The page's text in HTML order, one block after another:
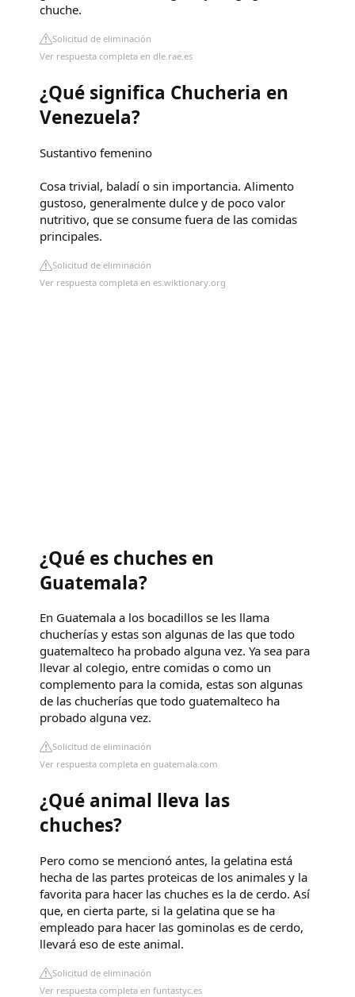
chuche.
Solicitud de eliminación
Ver respuesta completa en dle.rae.es
¿Qué significa Chucheria en
Venezuela?
Sustantivo femenino
Cosa trivial, baladí o sin importancia. Alimento
gustoso, generalmente dulce y de poco valor
nutritivo, que se consume fuera de las comidas
principales.
Solicitud de eliminación
Ver respuesta completa en es.wiktionary.org
¿Qué es chuches en
Guatemala?
En Guatemala a los bocadillos se les llama
chucherías y estas son algunas de las que todo
guatemalteco ha probado alguna vez. Ya sea para
llevar al colegio, entre comidas o como un
complemento para la comida, estas son algunas
de las chucherías que todo guatemalteco ha
probado alguna vez.
Solicitud de eliminación
Ver respuesta completa en guatemala.com
¿Qué animal lleva las
chuches?
Pero como se mencionó antes, la gelatina está
hecha de las partes proteicas de los animales y la
favorita para hacer las chuches es la de cerdo. Así
que, en cierta parte, si la gelatina que se ha
empleado para hacer las gominolas es de cerdo,
llevará eso de este animal.
Solicitud de eliminación
Ver respuesta completa en funtastyc.es